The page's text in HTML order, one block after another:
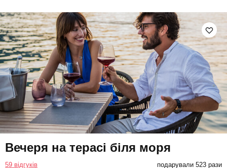
Вечеря на терасі біля моря
59 відгуків подарували 523 рази